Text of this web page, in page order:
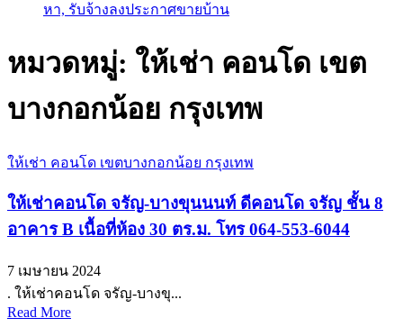
หา, รับจ้างลงประกาศขายบ้าน
หมวดหมู่: ให้เช่า คอนโด เขต
บางกอกน้อย กรุงเทพ
ให้เช่า คอนโด เขตบางกอกน้อย กรุงเทพ
ให้เช่าคอนโด จรัญ-บางขุนนนท์ ดีคอนโด จรัญ ชั้น 8
อาคาร B เนื้อที่ห้อง 30 ตร.ม. โทร 064-553-6044
7 เมษายน 2024
. ให้เช่าคอนโด จรัญ-บางขุ...
Read More